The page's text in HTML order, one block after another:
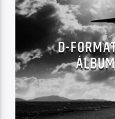
Center
D-